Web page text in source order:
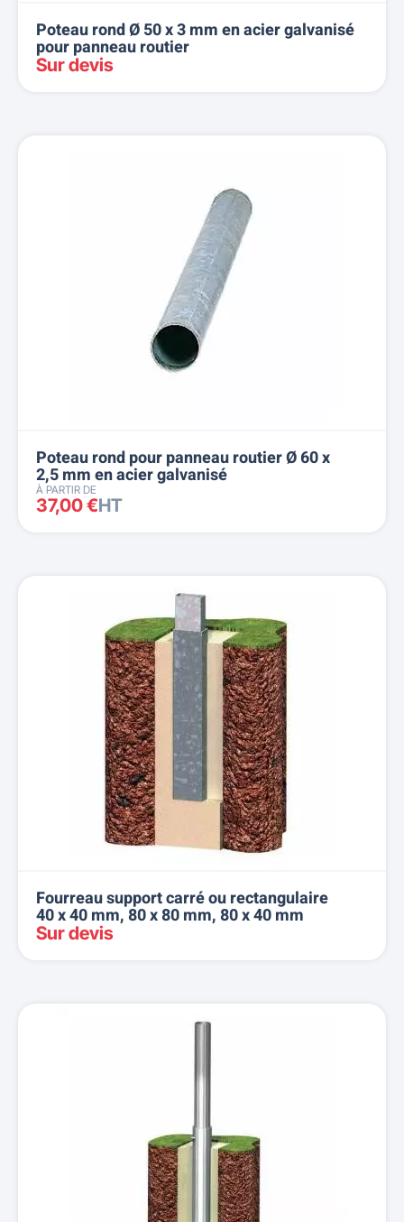
Poteau rond Ø 50 x 3 mm en acier galvanisé
pour panneau routier
Sur devis
Poteau rond pour panneau routier Ø 60 x
2,5 mm en acier galvanisé
À PARTIR DE
37,00 €HT
Fourreau support carré ou rectangulaire
40 x 40 mm, 80 x 80 mm, 80 x 40 mm
Sur devis